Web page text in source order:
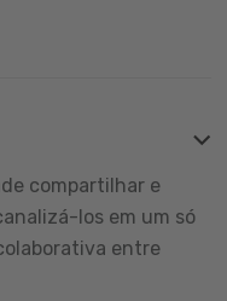
compartilhar e
los em um só
entre